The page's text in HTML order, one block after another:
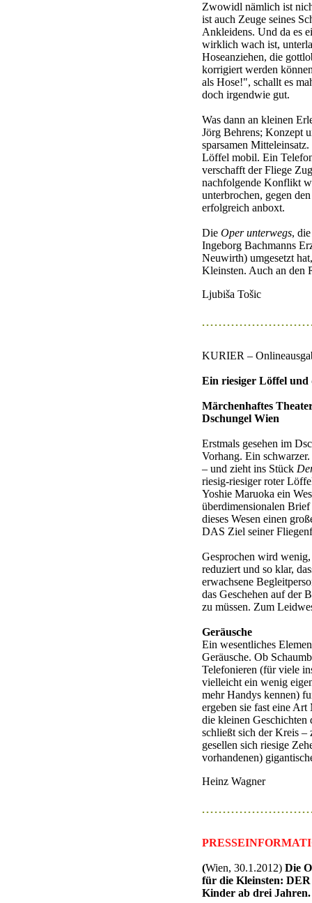
Zwowidl nämlich ist
ist auch Zeuge seines
Ankleidens. Und da es
wirklich wach ist,
Hoseanziehen, die
korrigiert werden
als Hose!", schallt es
doch irgendwie gut.
Was dann an kleinen
Jörg Behrens; Konzept
sparsamen
Löffel mobil. Ein
verschafft der Fliege
nachfolgende Konflikt
unterbrochen, gegen
erfolgreich anboxt.
Die Oper unterwegs,
Ingeborg Bachmanns
Neuwirth) umgesetzt
Kleinsten. Auch an den
Ljubiša Tošic
KURIER –
Ein riesiger Löffel und
Märchenhaftes
Dschungel Wien
Erstmals gesehen im
Vorhang. Ein
– und zieht ins Stück
riesig-riesiger roter
Yoshie Maruoka ein
überdimensionalen
dieses Wesen einen
DAS Ziel seiner
Gesprochen wird
reduziert und so klar,
erwachsene
das Geschehen auf der
zu müssen. Zum
Geräusche
Ein wesentliches
Geräusche. Ob
Telefonieren (für viele
vielleicht ein wenig
mehr Handys kennen)
ergeben sie fast eine
die kleinen Geschichten
schließt sich der Kreis
gesellen sich riesige
vorhandenen)
Heinz Wagner
(Wien, 30.1.2012) Die
für die Kleinsten:
Kinder ab drei Jahren.